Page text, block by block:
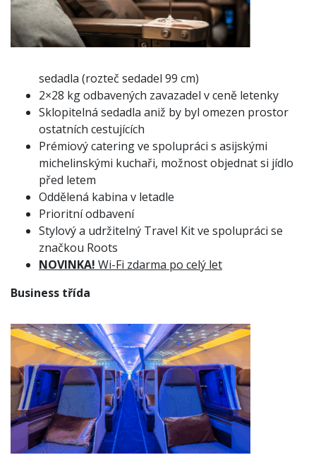
sedadla (rozteč sedadel 99 cm)
2×28 kg odbavených zavazadel v ceně letenky
Sklopitelná sedadla aniž by byl omezen prostor
ostatních cestujících
Prémiový catering ve spolupráci s asijskými
michelinskými kuchaři, možnost objednat si jídlo
před letem
Oddělená kabina v letadle
Prioritní odbavení
Stylový a udržitelný Travel Kit ve spolupráci se
značkou Roots
NOVINKA! Wi-Fi zdarma po celý let
Business třída